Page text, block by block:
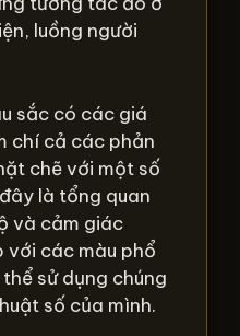
luồng người
sắc có các giá
chí cả các phản
chẽ với một số
là tổng quan
và cảm giác
với các màu phổ
sử dụng chúng
số của mình.